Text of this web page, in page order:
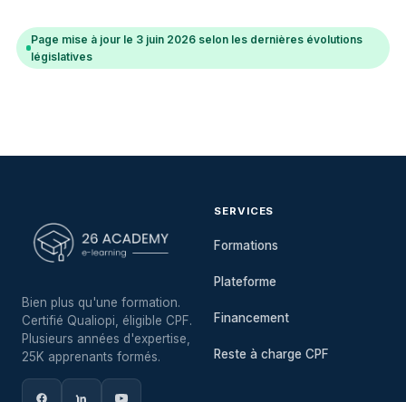
Page mise à jour le 3 juin 2026 selon les dernières évolutions
législatives
Bien plus qu'une formation.
Certifié Qualiopi, éligible CPF.
Plusieurs années d'expertise,
25K apprenants formés.
SERVICES
Formations
Plateforme
Financement
Reste à charge CPF